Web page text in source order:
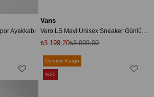
Ayakkabı
Vans
Vero LS Mavi Unisex Sneaker Günlük Ayakkabı
₺3.199,20₺3.999,00
Ücretsiz Kargo
%20